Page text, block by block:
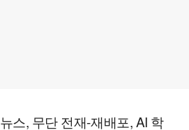
스, 무단 전재-재배포, AI 학